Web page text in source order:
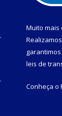
Muito mais
leis de
Conheça o